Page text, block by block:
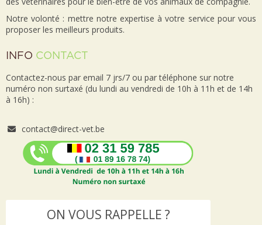
Notre volonté : mettre notre expertise à votre service pour vous
proposer les meilleurs produits.
INFO CONTACT
Contactez-nous par email 7 jrs/7 ou par téléphone sur notre
numéro non surtaxé (du lundi au vendredi de 10h à 11h et de 14h
à 16h) :
contact@direct-vet.be
ON VOUS RAPPELLE ?